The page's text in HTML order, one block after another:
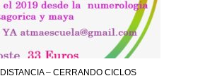
– CERRANDO CICLOS